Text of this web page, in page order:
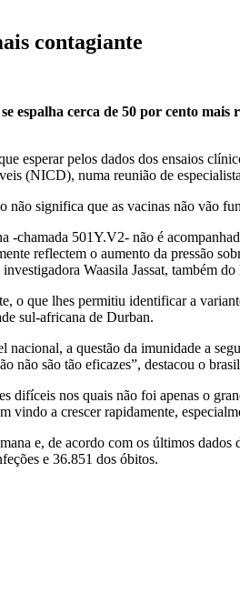
contagiante
espalha cerca de 50 por cento
esperar pelos dados dos ensaios
(NICD), numa reunião de
não significa que as vacinas não vão
chamada 501Y.V2- não é
reflectem o aumento da pressão
Waasila Jassat, também
o que lhes permitiu identificar a
sul-africana de Durban.
a questão da imunidade a
não são tão eficazes”, destacou o
difíceis nos quais não foi apenas o
vindo a crescer rapidamente,
e, de acordo com os últimos
e 36.851 dos óbitos.